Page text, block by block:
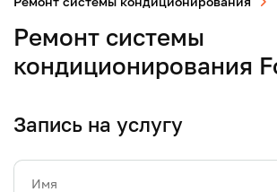
Ремонт системы
кондиционирования
Запись на услугу
Имя